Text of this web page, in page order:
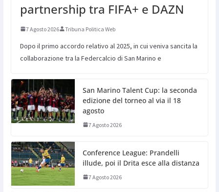
partnership tra FIFA+ e DAZN
7 Agosto 2026 Tribuna Politica Web
Dopo il primo accordo relativo al 2025, in cui veniva sancita la
collaborazione tra la Federcalcio di San Marino e
San Marino Talent Cup: la seconda
edizione del torneo al via il 18
agosto
7 Agosto 2026
Conference League: Prandelli
illude, poi il Drita esce alla distanza
7 Agosto 2026